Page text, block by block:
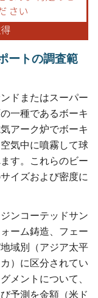
ートの調査範
ドまたはスーパー
一種であるボーキ
アーク炉でボーキ
気中に噴霧して球
す。これらのビー
イズおよび密度に
ンコーテッドサン
ーム鋳造、フェー
域別（アジア太平
）に区分されてい
メントについて、
予測を金額（米ド